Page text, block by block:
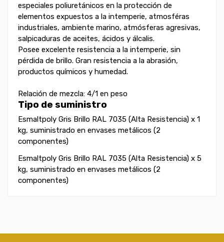
especiales poliuretánicos en la protección de
elementos expuestos a la intemperie, atmosféras
industriales, ambiente marino, atmósferas agresivas,
salpicaduras de aceites, ácidos y álcalis.
Posee excelente resistencia a la intemperie, sin
pérdida de brillo. Gran resistencia a la abrasión,
productos químicos y humedad.
Relación de mezcla: 4/1 en peso
Tipo de suministro
Esmaltpoly Gris Brillo RAL 7035 (Alta Resistencia) x 1
kg, suministrado en envases metálicos (2
componentes)
Esmaltpoly Gris Brillo RAL 7035 (Alta Resistencia) x 5
kg, suministrado en envases metálicos (2
componentes)